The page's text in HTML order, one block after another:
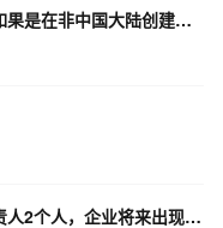
请问使用函数计算做域名管理的时候，如果是在非中国大陆创建的，也需要备案吗
域名备案时填的主体负责人跟跟网站负责人2个人，企业将来出现经营风险谁承担